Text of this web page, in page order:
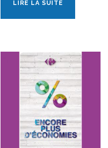
LIRE LA SUITE